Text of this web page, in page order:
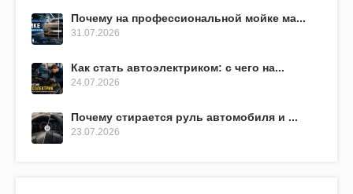
Почему на профессиональной мойке ма...
31.07.2026
Как стать автоэлектриком: с чего на...
24.07.2026
Почему стирается руль автомобиля и ...
23.07.2026